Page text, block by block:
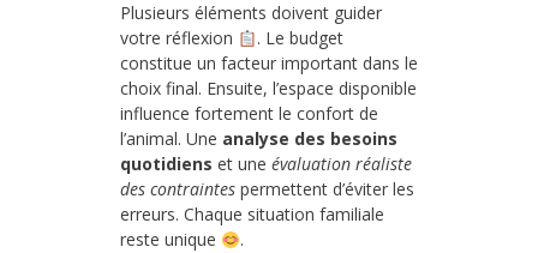
Plusieurs éléments doivent guider
votre réflexion
. Le budget
constitue un facteur important dans le
choix final. Ensuite, l’espace disponible
influence fortement le confort de
l’animal. Une analyse des besoins
quotidiens et une évaluation réaliste
des contraintes permettent d’éviter les
erreurs. Chaque situation familiale
reste unique
.